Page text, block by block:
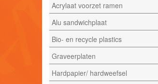
Acrylaat voorzet ramen
Alu sandwichplaat
Bio- en recycle plastics
Graveerplaten
Hardpapier/ hardweefsel